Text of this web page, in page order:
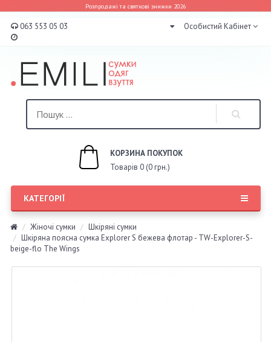
Розпродажі та святкові знижки 2026
063 553 05 03 Особистий Кабінет
КОРЗИНА ПОКУПОК
Товарів 0 (0 грн.)
КАТЕГОРІЇ
Жіночі сумки
Шкіряні сумки
Шкіряна поясна сумка Explorer S бежева флотар - TW-Explorer-S-
beige-flo The Wings